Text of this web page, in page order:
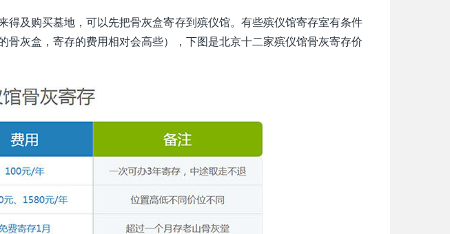
及购买墓地，可以先把骨灰盒寄存到殡仪馆。有些殡仪馆寄存室有条件
灰盒，寄存的费用相对会高些），下图是北京十二家殡仪馆骨灰寄存价